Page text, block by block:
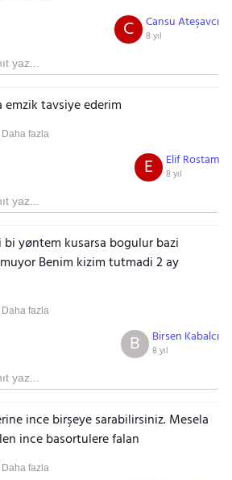
Cansu Ateşavcı
8 yıl
C
emzik tavsiye ederim
Daha fazla
Elif Rostam
8 yıl
E
yøntem kusarsa bogulur bazi
Benim kizim tutmadi 2 ay
Daha fazla
Birsen Kabalcı
8 yıl
B
ince birşeye sarabilirsiniz. Mesela
ince basortulere falan
Daha fazla